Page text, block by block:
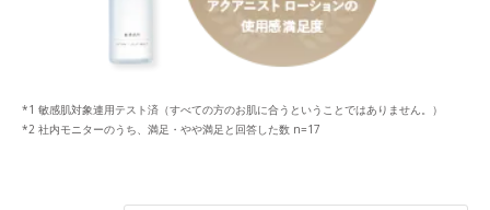
*1 敏感肌対象連用テスト済（すべての方のお肌に合うということではありません。）
*2 社内モニターのうち、満足・やや満足と回答した数 n=17